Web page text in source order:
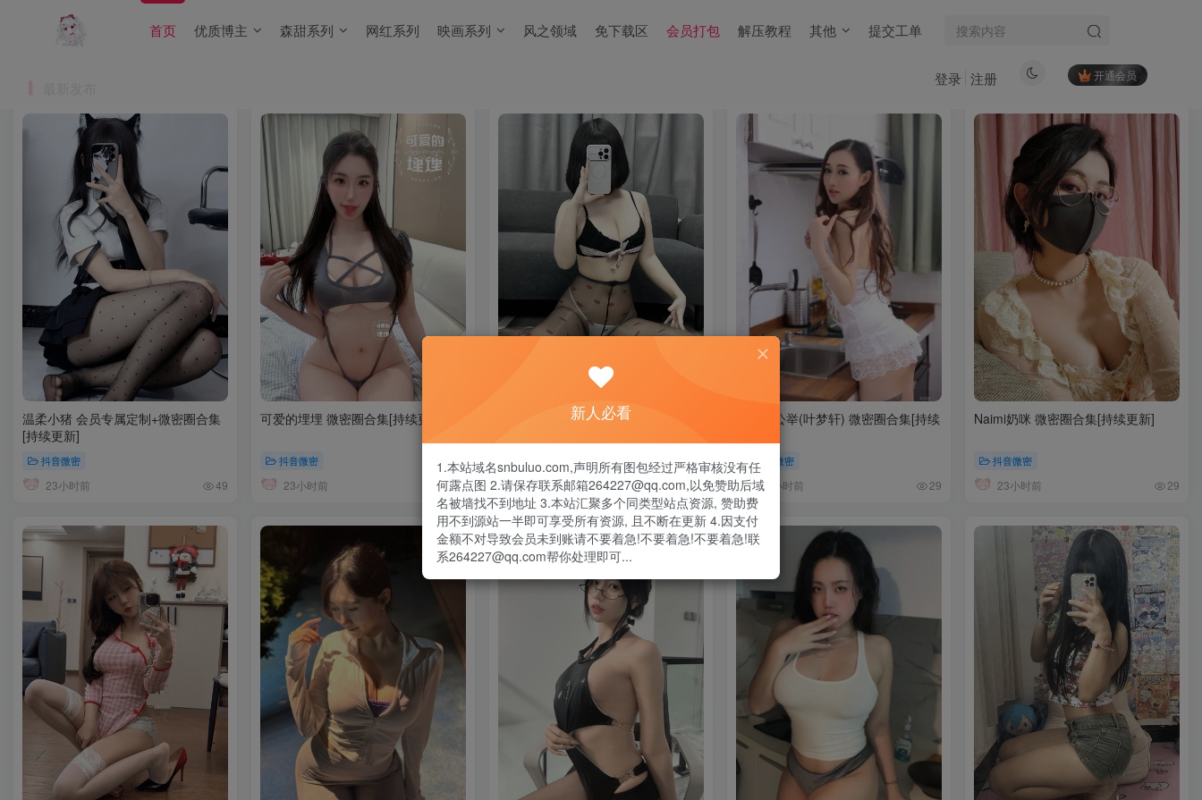
首页 优质博主 森甜系列 网红系列 映画系列 风之领域 免下载区 会员打包 解压教程 其他 提交工单
开通会员
登录 注册
温柔小猪 会员专属定制+微密圈合集
[持续更新]
抖音微密
23小时前 49
可爱的埋埋 微密圈合集[持续更新]
抖音微密
23小时前 37
酷野 微密圈+铁粉空间合集[持续更新]
抖音微密
23小时前 30
梦蝶小公举(叶梦轩) 微密圈合集[持续
抖音微密
23小时前 29
Naimi奶咪 微密圈合集[持续更新]
抖音微密
23小时前 29
新人必看
1.本站域名snbuluo.com,声明所有图包经过严格审核没有任
何露点图 2.请保存联系邮箱264227@qq.com,以免赞助后域
名被墙找不到地址 3.本站汇聚多个同类型站点资源, 赞助费
用不到源站一半即可享受所有资源, 且不断在更新 4.因支付
金额不对导致会员未到账请不要着急!不要着急!不要着急!联
系264227@qq.com帮你处理即可...